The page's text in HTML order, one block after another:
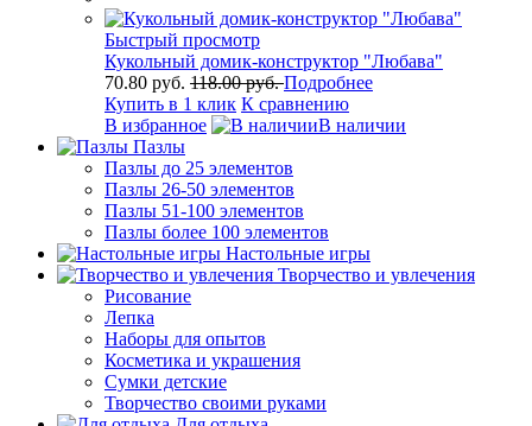
Быстрый просмотр
Кукольный домик-конструктор "Любава"
70.80 руб. 118.00 руб.Подробнее
Купить в 1 клик К сравнению
В избранное
В наличии
Пазлы
Пазлы до 25 элементов
Пазлы 26-50 элементов
Пазлы 51-100 элементов
Пазлы более 100 элементов
Настольные игры
Творчество и увлечения
Рисование
Лепка
Наборы для опытов
Косметика и украшения
Сумки детские
Творчество своими руками